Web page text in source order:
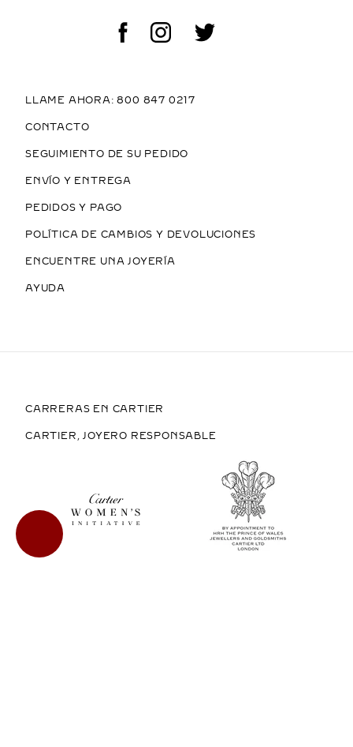
LLAME AHORA: 800 847 0217
CONTACTO
SEGUIMIENTO DE SU PEDIDO
ENVÍO Y ENTREGA
PEDIDOS Y PAGO
POLÍTICA DE CAMBIOS Y DEVOLUCIONES
ENCUENTRE UNA JOYERÍA
AYUDA
CARRERAS EN CARTIER
CARTIER, JOYERO RESPONSABLE